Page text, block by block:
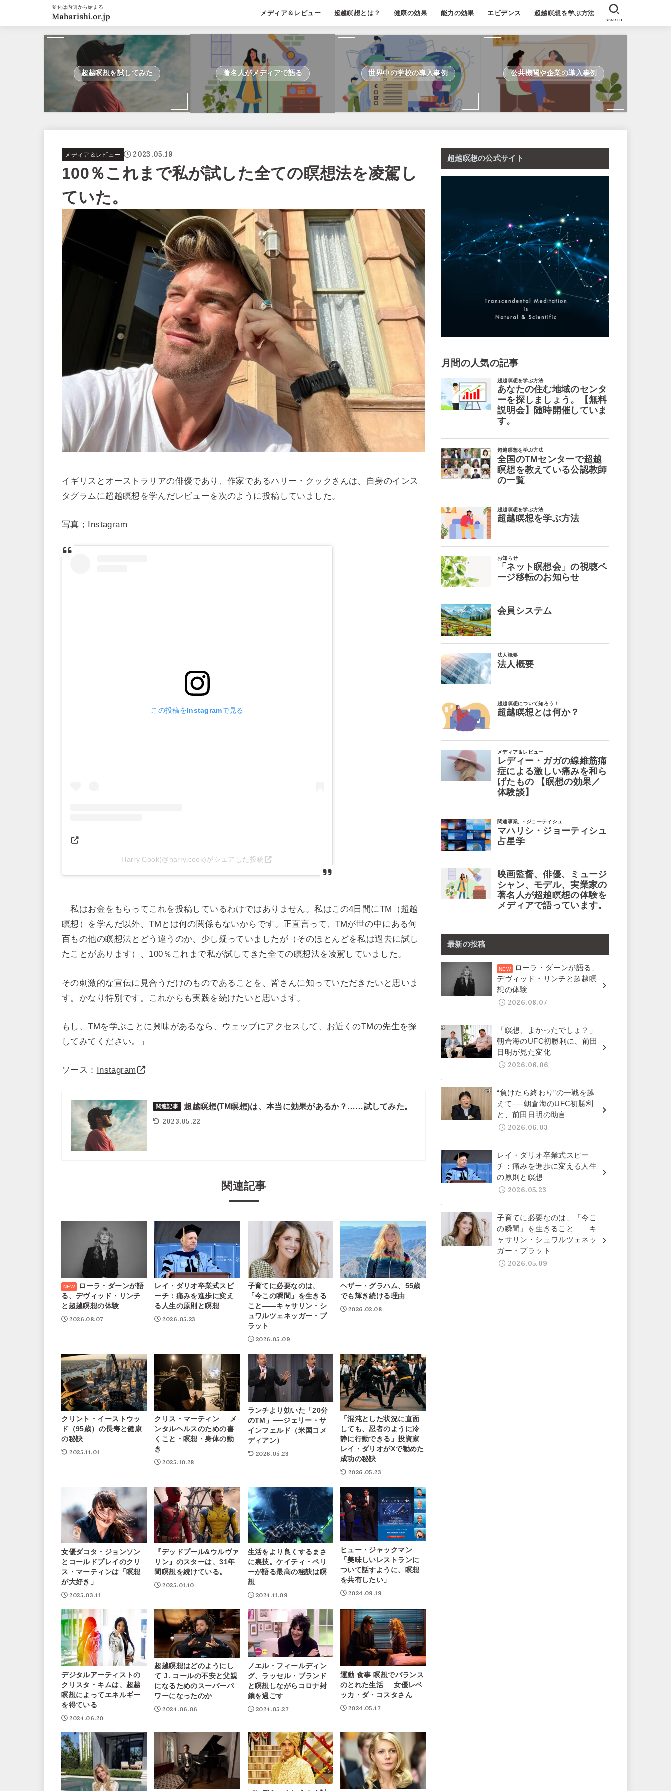
変化は内側から始まる
メディア＆レビュー 超越瞑想とは？ 健康の効果 能力の効果 エビデンス 超越瞑想を学ぶ方法
SEARCH
超越瞑想を試してみた 著名人がメディアで語る 世界中の学校の導入事例 公共機関や企業の導入事例
メディア＆レビュー 2023.05.19
100％これまで私が試した全ての瞑想法を凌駕し
ていた。
イギリスとオーストラリアの俳優であり、作家であるハリー・クックさんは、自身のインス
タグラムに超越瞑想を学んだレビューを次のように投稿していました。
写真；Instagram
この投稿をInstagramで見る
Harry Cook(@harryjcook)がシェアした投稿
「私はお金をもらってこれを投稿しているわけではありません。私はこの4日間にTM（超越
瞑想）を学んだ以外、TMとは何の関係もないからです。正直言って、TMが世の中にある何
百もの他の瞑想法とどう違うのか、少し疑っていましたが（そのほとんどを私は過去に試し
たことがあります）、100％これまで私が試してきた全ての瞑想法を凌駕していました。
その刺激的な宣伝に見合うだけのものであることを、皆さんに知っていただきたいと思いま
す。かなり特別です。これからも実践を続けたいと思います。
もし、TMを学ぶことに興味があるなら、ウェッブにアクセスして、 お近くのTMの先生を探
してみてください。」
ソース： Instagram
関連記事
超越瞑想(TM瞑想)は、本当に効果があるか？……試してみた。
2023.05.22
関連記事
ローラ・ダーンが語
る、デヴィッド・リンチ
と超越瞑想の体験
2026.08.07
レイ・ダリオ卒業式スピ
ーチ：痛みを進歩に変え
る人生の原則と瞑想
2026.05.23
子育てに必要なのは、
「今この瞬間」を生きる
こと——キャサリン・シ
ュワルツェネッガー・プ
ラット
2026.05.09
ヘザー・グラハム、55歳
でも輝き続ける理由
2026.02.08
クリント・イーストウッ
ド（95歳）の長寿と健康
の秘訣
2025.11.01
クリス・マーティン──メ
ンタルヘルスのための書
くこと・瞑想・身体の動
き
2025.10.28
ランチより効いた「20分
のTM」──ジェリー・サ
インフェルド（米国コメ
ディアン）
2026.05.23
「混沌とした状況に直面
しても、忍者のように冷
静に行動できる」投資家
レイ・ダリオがXで勧めた
成功の秘訣
2026.05.23
女優ダコタ・ジョンソン
とコールドプレイのクリ
ス・マーティンは「瞑想
が大好き」
2025.03.11
『デッドプール&ウルヴァ
リン』のスターは、31年
間瞑想を続けている。
2025.01.10
生活をより良くするまさ
に裏技。ケイティ・ペリ
ーが語る最高の秘訣は瞑
想
2024.11.09
ヒュー・ジャックマン
「美味しいレストランに
ついて話すように、瞑想
を共有したい」
2024.09.19
デジタルアーティストの
クリスタ・キムは、超越
瞑想によってエネルギー
を得ている
2024.06.20
超越瞑想はどのようにし
て J. コールの不安と父親
になるためのスーパーパ
ワーになったのか
2024.06.06
ノエル・フィールディン
グ、ラッセル・ブランド
と瞑想しながらコロナ封
鎖を過ごす
2024.05.27
運動 食事 瞑想でバランス
のとれた生活──女優レベ
ッカ・ダ・コスタさん
2024.05.17
超越瞑想の公式サイト
月間の人気の記事
最新の投稿
ローラ・ダーンが語る、
デヴィッド・リンチと超越瞑
想の体験
2026.08.07
「瞑想、よかったでしょ？」
朝倉海のUFC初勝利に、前田
日明が見た変化
2026.06.06
“負けたら終わり”の一戦を越
えて──朝倉海のUFC初勝利
と、前田日明の助言
2026.06.03
レイ・ダリオ卒業式スピー
チ：痛みを進歩に変える人生
の原則と瞑想
2026.05.23
子育てに必要なのは、「今こ
の瞬間」を生きること——キ
ャサリン・シュワルツェネッ
ガー・プラット
2026.05.09